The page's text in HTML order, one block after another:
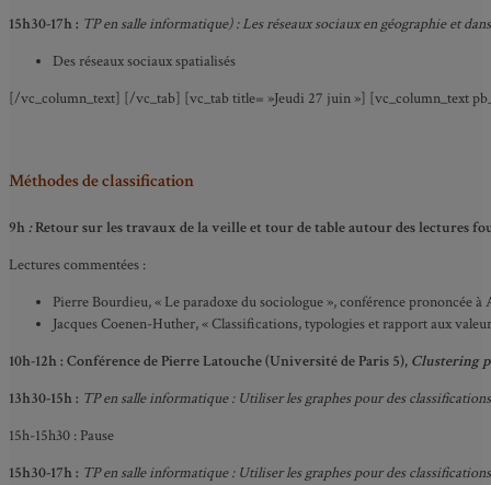
15h30-17h : TP en salle informatique) : Les réseaux sociaux en géographie et
Des réseaux sociaux spatialisés
[/vc_column_text] [/vc_tab] [vc_tab title= »Jeudi 27 juin »] [vc_column_text
Méthodes de classification
9h:Retour sur les travaux de la veille et tour de table autour des lectures
Lectures commentées :
Pierre Bourdieu, « Le paradoxe du sociologue », conférence prononcée à
Jacques Coenen-Huther, « Classifications, typologies et rapport aux
10h-12h : Conférence de Pierre Latouche (Université de Paris 5), Clustering
13h30-15h : TP en salle informatique : Utiliser les graphes pour des
15h-15h30 : Pause
15h30-17h : TP en salle informatique : Utiliser les graphes pour des